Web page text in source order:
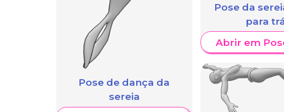
Pose de dança da
sereia
Pose da
para
Abrir em